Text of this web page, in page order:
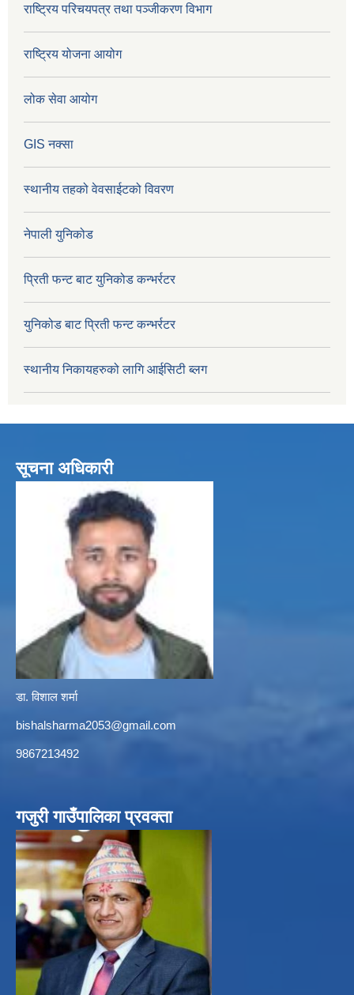
राष्ट्रिय परिचयपत्र तथा पञ्जीकरण विभाग
राष्ट्रिय योजना आयोग
लोक सेवा आयोग
GIS नक्सा
स्थानीय तहको वेवसाईटको विवरण
नेपाली युनिकोड
प्रिती फन्ट बाट युनिकोड कन्भर्रटर
युनिकोड बाट प्रिती फन्ट कन्भर्रटर
स्थानीय निकायहरुको लागि आईसिटी ब्लग
सूचना अधिकारी
डा. विशाल शर्मा
bishalsharma2053@gmail.com
9867213492
गजुरी गाउँपालिका प्रवक्ता